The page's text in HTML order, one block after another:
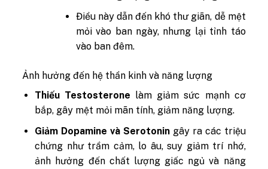
Điều này dẫn đến khó thư giãn, dễ mệt
mỏi vào ban ngày, nhưng lại tỉnh táo
vào ban đêm.
Ảnh hưởng đến hệ thần kinh và năng lượng
Thiếu Testosterone làm giảm sức mạnh cơ
bắp, gây mệt mỏi mãn tính, giảm năng lượng.
Giảm Dopamine và Serotoningây ra các triệu
chứng như trầm cảm, lo âu, suy giảm trí nhớ,
ảnh hưởng đến chất lượng giấc ngủ và năng